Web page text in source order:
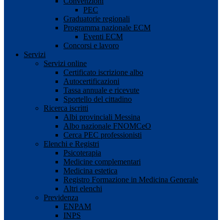
PEC
Graduatorie regionali
Programma nazionale ECM
Eventi ECM
Concorsi e lavoro
Servizi
Servizi online
Certificato iscrizione albo
Autocertificazioni
Tassa annuale e ricevute
Sportello del cittadino
Ricerca iscritti
Albi provinciali Messina
Albo nazionale FNOMCeO
Cerca PEC professionisti
Elenchi e Registri
Psicoterapia
Medicine complementari
Medicina estetica
Registro Formazione in Medicina Generale
Altri elenchi
Previdenza
ENPAM
INPS